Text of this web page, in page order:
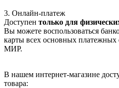
3. Онлайн-платеж
Доступен только для
Вы можете воспользоваться
карты всех основных платежных
МИР.
В нашем интернет-магазине
товара: